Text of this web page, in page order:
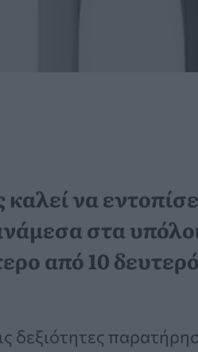
καλεί να
στα
από 10
δεξιότητες